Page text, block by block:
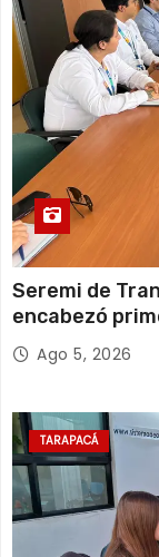
s
Seremi de
encabezó
retiro de
Ago 5, 2026
TARAPACÁ